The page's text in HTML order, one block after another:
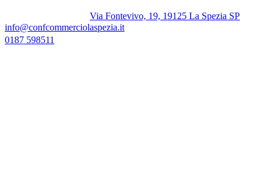
Via Fontevivo, 19, 19125 La Spezia SP
info@confcommerciolaspezia.it
0187 598511